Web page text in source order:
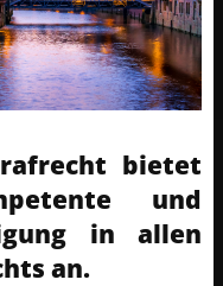
bietet
und
in allen
an.